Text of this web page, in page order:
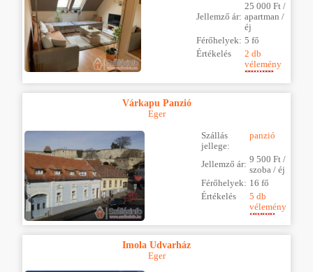
Jellemző ár:
25 000 Ft /
apartman /
éj
Férőhelyek: 5 fő
Értékelés
2 db
vélemény
Várkapu Panzió
Eger
Szállás
jellege:
panzió
Jellemző ár: 9 500 Ft /
szoba / éj
Férőhelyek: 16 fő
Értékelés
5 db
vélemény
Imola Udvarház
Eger